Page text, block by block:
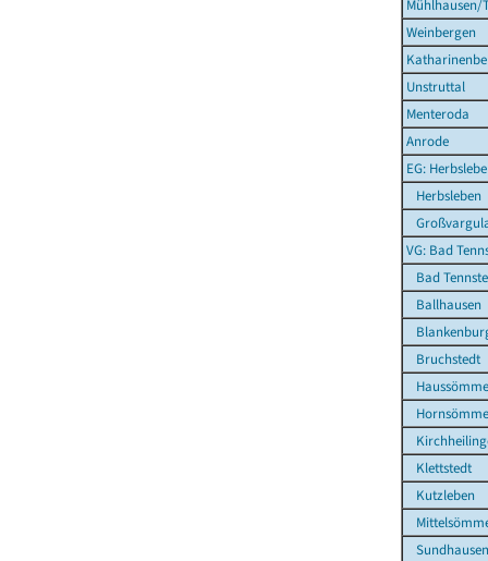
Mühlhausen/
Weinbergen
Unstruttal
Menteroda
Anrode
EG:
Herbsleben
VG: Bad
Bad
Ballhausen
Bruchstedt
Klettstedt
Kutzleben
Sundhausen